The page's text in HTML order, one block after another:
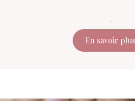
.
En savoir plus